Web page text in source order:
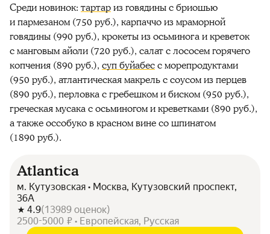
Среди новинок: тартариз говядины с бриошью
и пармезаном (750 руб.), карпаччо из мраморной
говядины (990 руб.), крокеты из осьминога и креветок
с манговым айоли (720 руб.), салат с лососем горячего
копчения (890 руб.), суп буйабесс морепродуктами
(950 руб.), атлантическая макрель с соусом из перцев
(890 руб.), перловка с гребешком и биском (950 руб.),
греческая мусака с осьминогом и креветками (890 руб.),
а также оссобуко в красном вине со шпинатом
(1890 руб.).
Atlantica
м. Кутузовская • Москва, Кутузовский проспект,
36А
4.9(13989 оценок)
2500-5000 ₽ • Европейская, Русская